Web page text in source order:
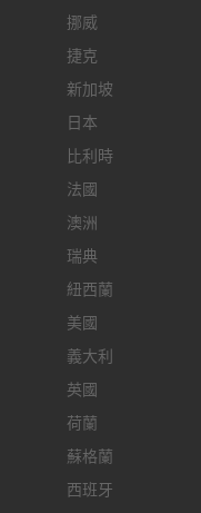
挪威
捷克
新加坡
日本
比利時
法國
澳洲
瑞典
紐西蘭
美國
義大利
英國
荷蘭
蘇格蘭
西班牙